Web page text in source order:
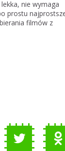
nie wymaga
prostu
filmów z